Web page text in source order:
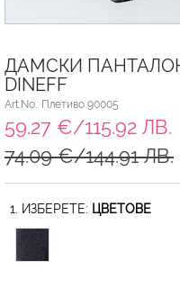
ДАМСКИ
DINEFF
Art.No.: Плетиво 90005
59.27 €/115.92 ЛВ.
74.09 €/144.91 ЛВ.
1. ИЗБЕРЕТЕ: ЦВЕТОВЕ